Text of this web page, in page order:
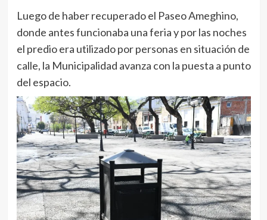
Luego de haber recuperado el Paseo Ameghino,
donde antes funcionaba una feria y por las noches
el predio era utilizado por personas en situación de
calle, la Municipalidad avanza con la puesta a punto
del espacio.